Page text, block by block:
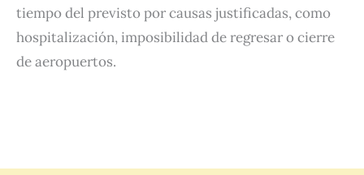
tiempo del previsto por causas justificadas, como
hospitalización, imposibilidad de regresar o cierre
de aeropuertos.